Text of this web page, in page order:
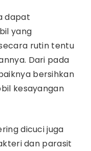
dapat
yang
rutin tentu
Dari pada
bersihkan
kesayangan
dicuci juga
dan parasit